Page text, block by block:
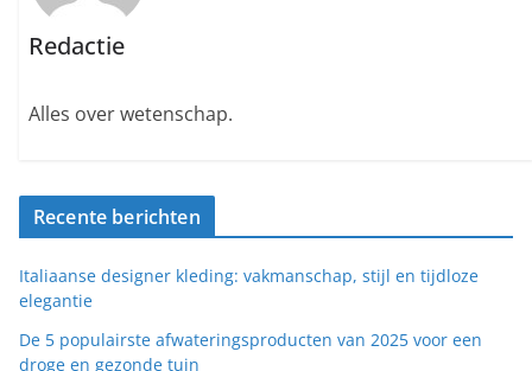
Redactie
Alles over wetenschap.
Recente berichten
Italiaanse designer kleding: vakmanschap, stijl en tijdloze
elegantie
De 5 populairste afwateringsproducten van 2025 voor een
droge en gezonde tuin